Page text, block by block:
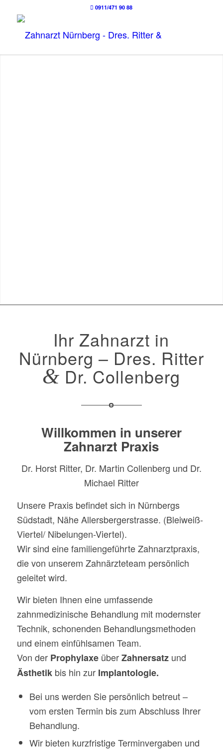
0911/471 90 88
Ihr Zahnarzt in
Nürnberg – Dres. Ritter
& Dr. Collenberg
Willkommen in unserer
Zahnarzt Praxis
Dr. Horst Ritter, Dr. Martin Collenberg und Dr.
Michael Ritter
Unsere Praxis befindet sich in Nürnbergs
Südstadt, Nähe Allersbergerstrasse. (Bleiweiß-
Viertel/ Nibelungen-Viertel).
Wir sind eine familiengeführte Zahnarztpraxis,
die von unserem Zahnärzteteam persönlich
geleitet wird.
Wir bieten Ihnen eine umfassende
zahnmedizinische Behandlung mit modernster
Technik, schonenden Behandlungsmethoden
und einem einfühlsamen Team.
Von derProphylaxe überZahnersatzund
Ästhetikbis hin zur Implantologie.
Bei uns werden Sie persönlich betreut –
vom ersten Termin bis zum Abschluss Ihrer
Behandlung.
Wir bieten kurzfristige Terminvergaben und